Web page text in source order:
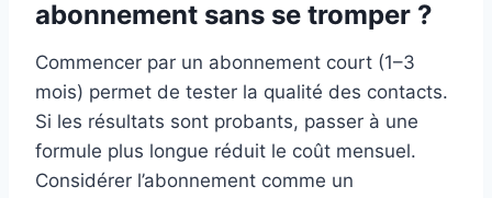
abonnement sans se tromper ?
Commencer par un abonnement court (1–3
mois) permet de tester la qualité des contacts.
Si les résultats sont probants, passer à une
formule plus longue réduit le coût mensuel.
Considérer l’abonnement comme un